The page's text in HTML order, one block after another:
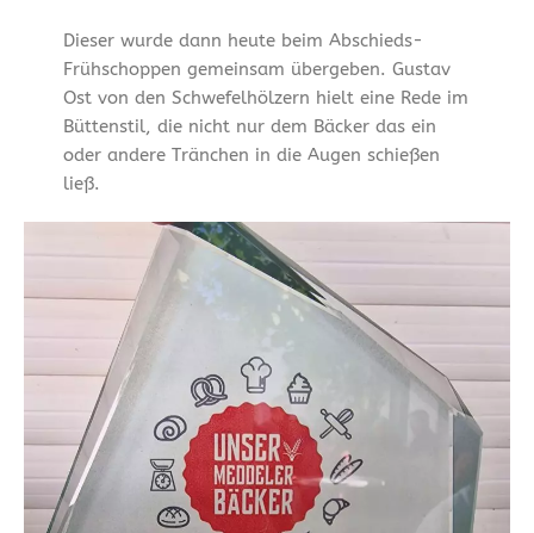
Dieser wurde dann heute beim Abschieds-
Frühschoppen gemeinsam übergeben. Gustav
Ost von den Schwefelhölzern hielt eine Rede im
Büttenstil, die nicht nur dem Bäcker das ein
oder andere Tränchen in die Augen schießen
ließ.